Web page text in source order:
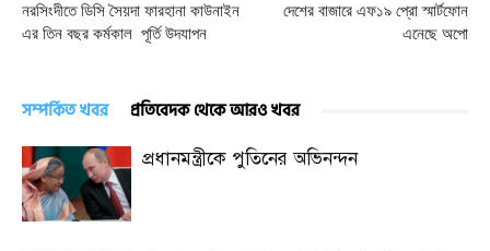
নরসিংদীতে ডিসি সৈয়দা ফারহানা কাউনাইন
এর তিন বছর কর্মকাল পূর্তি উদযাপন
দেশের বাজারে এফ১৯ প্রো স্মার্টফোন
এনেছে অপো
সম্পর্কিত খবর প্রতিবেদক থেকে আরও খবর
প্রধানমন্ত্রীকে পুতিনের অভিনন্দন